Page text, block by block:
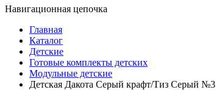
Навигационная цепочка
Главная
Каталог
Детские
Готовые комплекты детских
Модульные детские
Детская Дакота Серый крафт/Тиз Серый №3